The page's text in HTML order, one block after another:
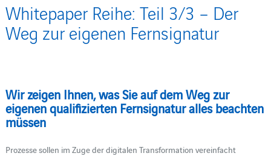
Whitepaper Reihe: Teil 3/3 – Der
Weg zur eigenen Fernsignatur
Wir zeigen Ihnen, was Sie auf dem Weg zur
eigenen qualifizierten Fernsignatur alles beachten
müssen
Prozesse sollen im Zuge der digitalen Transformation vereinfacht